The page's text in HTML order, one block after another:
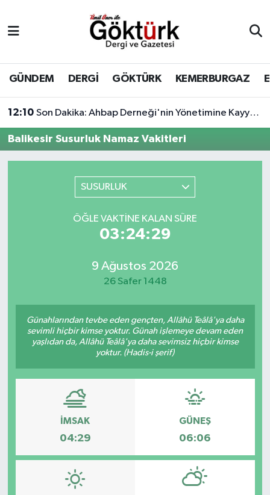
GÜNDEM DERGİ GÖKTÜRK KEMERBURGAZ
12:10 Son Dakika: Ahbap Derneği'nin Yönetimine Kayyum Atandı
Balikesir Susurluk Namaz Vakitleri
SUSURLUK
ÖĞLE VAKTINE KALAN SÜRE
03:24:29
9 Ağustos 2026
26 Safer 1448
Günahlarından tevbe eden gençten, Allâhü Teâlâ'ya daha
sevimli hiçbir kimse yoktur. Günah işlemeye devam eden
yaşlıdan da, Allâhü Teâlâ'ya daha sevimsiz hiçbir kimse
yoktur. (Hadis-i şerif)
İMSAK
04:29
GÜNEŞ
06:06
BİLİM
DERGİ
DÜNYA
EKONOMİ
KÜLTÜR - SANAT
SAĞLIK
TEKNOLOJİ
Eyüpsultan Hava Durumu
Eyüpsultan Trafik Yoğunluk Haritası
Süper Lig Puan Durumu ve Fikstür
Tüm Manşetler
Haber Arşivi